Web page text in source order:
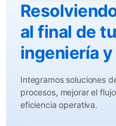
al final de
ingeniería
Integramos soluciones
procesos, mejorar el
eficiencia operativa.